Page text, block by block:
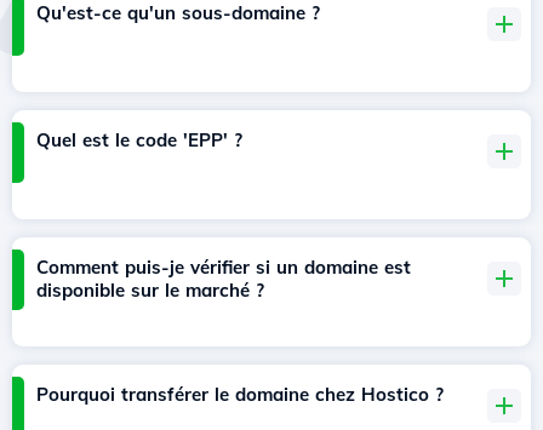
Qu'est-ce qu'un sous-domaine ?
Quel est le code 'EPP' ?
Comment puis-je vérifier si un domaine est
disponible sur le marché ?
Pourquoi transférer le domaine chez Hostico ?